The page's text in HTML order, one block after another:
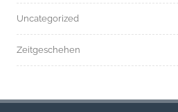
Uncategorized
Zeitgeschehen